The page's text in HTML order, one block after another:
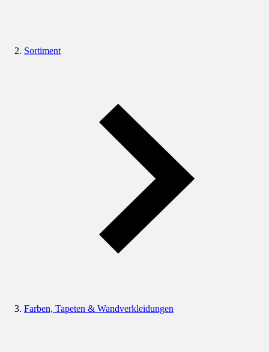
Sortiment
Farben, Tapeten & Wandverkleidungen